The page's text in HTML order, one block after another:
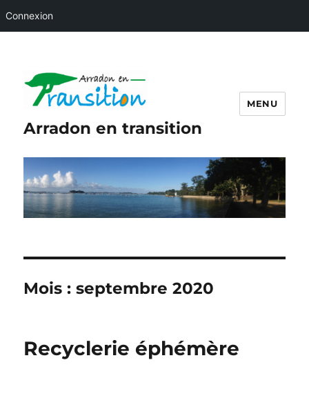
Connexion
Arradon en transition
MENU
Mois :septembre 2020
Recyclerie éphémère